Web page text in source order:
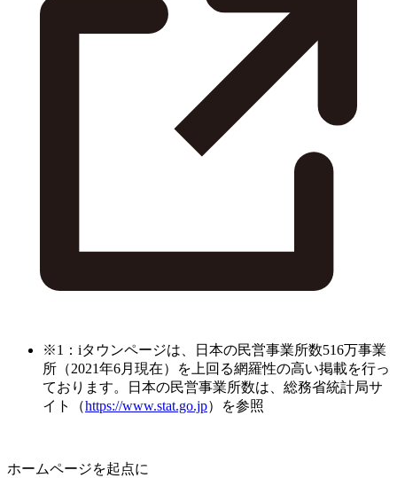
※1：iタウンページは、日本の民営事業所数516万事業
所（2021年6月現在）を上回る網羅性の高い掲載を行っ
ております。日本の民営事業所数は、総務省統計局サ
イト（https://www.stat.go.jp）を参照
ホームページを起点に